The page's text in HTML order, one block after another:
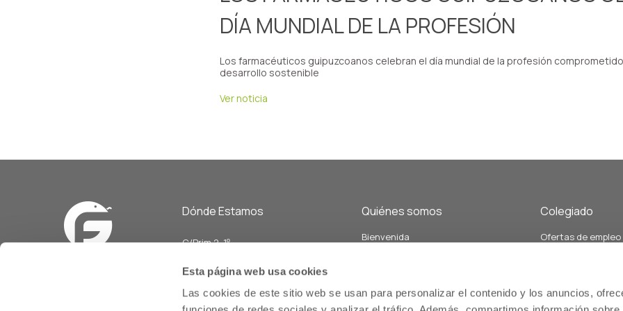
Esta página web usa cookies
Las cookies de este sitio web se usan para personalizar el contenido y los anuncios,
DÍA MUNDIAL DE LA PROFESIÓN
Los farmacéuticos guipuzcoanos celebran el día mundial de la profesión
desarrollo sostenible
Ver noticia
Dónde Estamos
C/Prim 2, 1º
Horario L-V
Quiénes somos
Bienvenida
Estatutos
Colegiado
Ofertas de empleo
Servicios
salud comunitaria